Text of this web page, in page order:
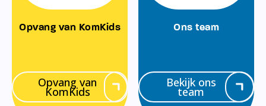
Opvang van KomKids
Opvang van
KomKids
Ons team
Bekijk ons
team